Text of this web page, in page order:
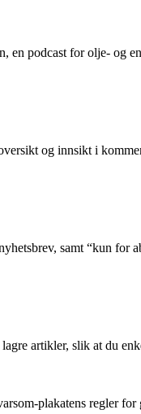
en podcast for olje- og
og innsikt i
samt “kun for
artikler, slik at du
plakatens regler